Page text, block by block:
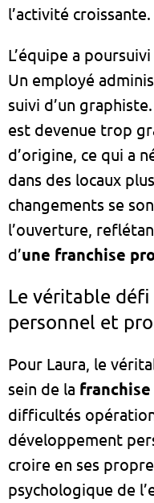
l’activité croissante.
L’équipe a
Un employé
suivi d’un
est devenue trop
d’origine, ce qui a
dans des locaux
changements se
l’ouverture,
d’une franchise
Le véritable défi
personnel et
Pour Laura, le
sein de la franchise
difficultés
développement
croire en ses
psychologique de